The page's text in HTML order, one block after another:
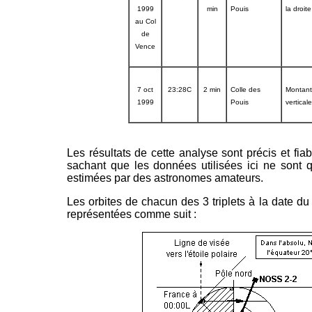
1999
au Col
de
Vence
min
Pouis
la droite
7 oct
1999
23:28C 2 min
Colle des
Pouis
Montant
Les résultats de cette analyse sont précis et
sachant que les données utilisées ici ne sont
estimées par des astronomes amateurs.
Les orbites de chacun des 3 triplets à la date
représentées comme suit :